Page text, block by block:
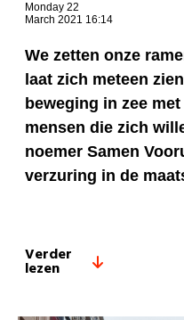
Monday 22
March 2021 16:14
We zetten onze
laat zich meteen
beweging in zee
mensen die zich
noemer Samen
verzuring in de
Verder
lezen